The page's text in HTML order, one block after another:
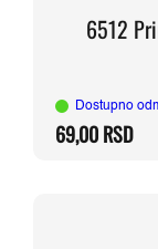
6512
Dostupno
69,00RSD